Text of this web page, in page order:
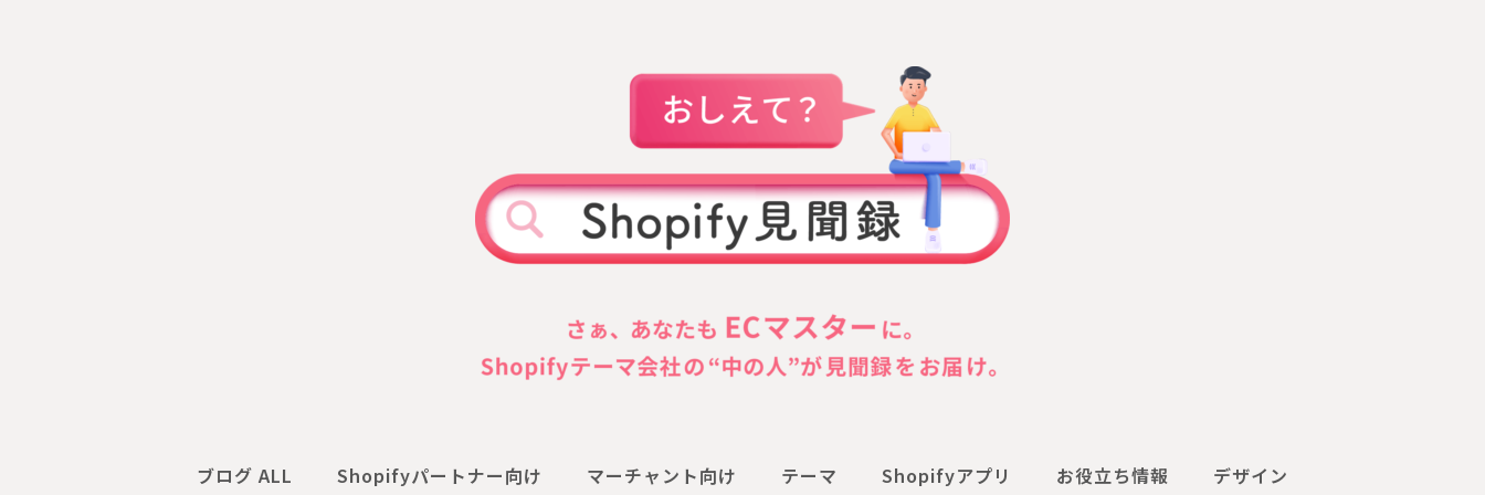
ブログ ALL Shopifyパートナー向け マーチャント向け テーマ Shopifyアプリ お役立ち情報 デザイン